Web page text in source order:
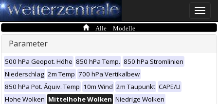
Toggle
Alle Modelle
Parameter
500 hPa Geopot. Höhe 850 hPa Temp. 850 hPa Stromlinien
Niederschlag 2m Temp 700 hPa Vertikalbew
850 hPa Pot. Äquiv. Temp 10m Wind 2m Taupunkt CAPE/LI
Hohe Wolken Mittelhohe Wolken Niedrige Wolken